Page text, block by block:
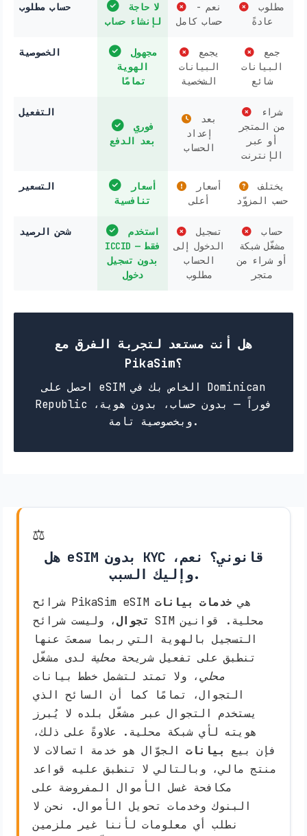
حساب مطلوب
لإنشاء حساب
حساب كامل
مطلوب
عادةً
الخصوصية
الهوية
تمامًا
البيانات
الشخصية
البيانات
شائع
التفعيل
بعد الدفع
إعداد
الحساب
من المتجر
أو عبر
الإنترنت
التسعير
تنافسية
أعلى
يختلف
حسب المزوّد
شحن الرصيد
ICCID فقط —
بدون تسجيل
دخول
الدخول إلى
الحساب
مطلوب
مشغّل شبكة
أو شراء من
متجر
هل أنت مستعد لتجربة الفرق مع
PikaSim؟
احصل على eSIM الخاص بك في Dominican
Republic فوراً — بدون حساب، بدون هوية،
وبخصوصية تامة.
⚖️
هل eSIM بدون KYC قانوني؟ نعم،
وإليك السبب.
شرائح PikaSim eSIM هي خدمات بيانات
تجوال، وليست شرائح SIM محلية. قوانين
التسجيل بالهوية التي ربما سمعتَ عنها
تنطبق على تفعيل شريحة محلية لدى مشغّل
محلي، ولا تمتد لتشمل خطط بيانات
التجوال، تمامًا كما أن السائح الذي
يستخدم التجوال عبر مشغّل بلده لا يُبرز
هويته لأي شبكة محلية. علاوةً على ذلك،
فإن بيع بيانات الجوّال هو خدمة اتصالات لا
منتج مالي، وبالتالي لا تنطبق عليه قواعد
مكافحة غسل الأموال المفروضة على
البنوك وخدمات تحويل الأموال. نحن لا
نطلب أي معلومات لأننا غير ملزمين